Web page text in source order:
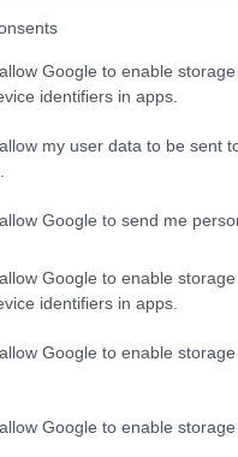
Google to enable
identifiers in apps.
my user data to be sent
Google to send me
Google to enable
identifiers in apps.
Google to enable
Google to enable
hierro hemo, presente en
de fuentes vegetales. El
que ciertos
dificulta la absorción del